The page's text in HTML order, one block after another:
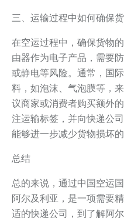
三、运输过程中如何确保
在空运过程中，确保货物
由器作为电子产品，需要
或静电等风险。通常，国
料，如泡沫、气泡膜等，
议商家或消费者购买额外
注运输标签，并向快递公
能够进一步减少货物损坏的
总结
总的来说，通过中国空运
阿尔及利亚，是一项需要
适的快递公司，到了解阿